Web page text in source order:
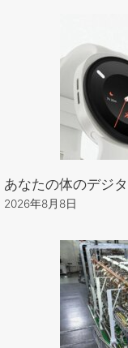
あなたの体のデジ
2026年8月8日